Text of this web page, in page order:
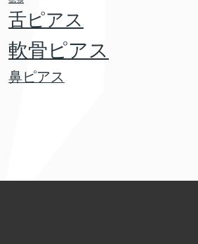
舌ピアス
軟骨ピアス
鼻ピアス